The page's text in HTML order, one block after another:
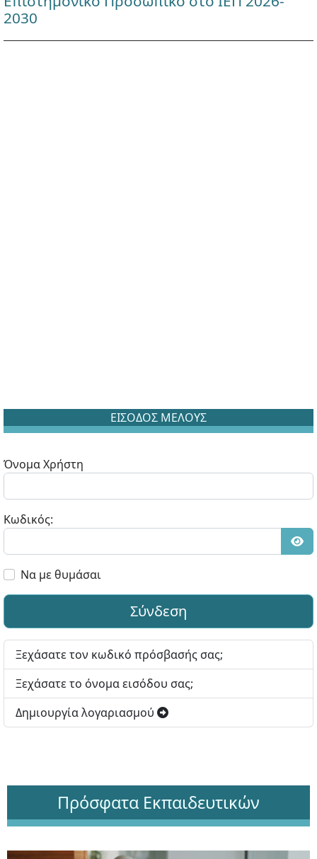
2030
ΕΙΣΟΔΟΣ ΜΕΛΟΥΣ
Όνομα Χρήστη
Κωδικός:
Να με θυμάσαι
Σύνδεση
Ξεχάσατε τον κωδικό πρόσβασής σας;
Ξεχάσατε το όνομα εισόδου σας;
Δημιουργία λογαριασμού
Πρόσφατα Εκπαιδευτικών